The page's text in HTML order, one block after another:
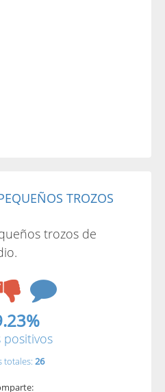
TROZOS
trozos de
positivos
totales: 26